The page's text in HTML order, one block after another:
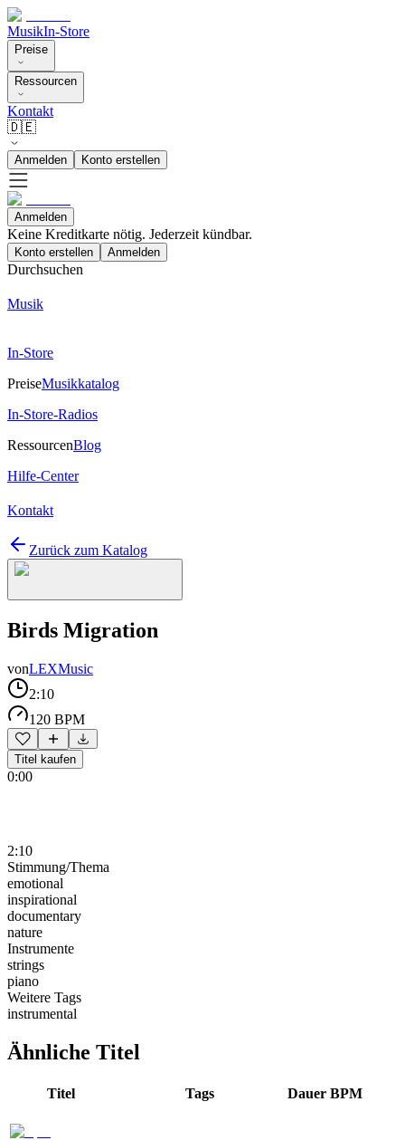
MusikIn-Store
Preise
Ressourcen
Kontakt
🇩🇪
Anmelden Konto erstellen
Anmelden
Keine Kreditkarte nötig. Jederzeit kündbar.
Konto erstellen Anmelden
Durchsuchen
Musik
In-Store
PreiseMusikkatalog
In-Store-Radios
RessourcenBlog
Hilfe-Center
Kontakt
Zurück zum Katalog
Birds Migration
vonLEXMusic
2:10
120 BPM
Titel kaufen
0:00
2:10
Stimmung/Thema
emotional
inspirational
documentary
nature
Instrumente
strings
piano
Weitere Tags
instrumental
Ähnliche Titel
Titel Tags Dauer BPM